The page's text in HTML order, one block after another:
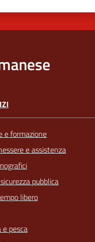
e formazione
e assistenza
pubblica
libero
pesca